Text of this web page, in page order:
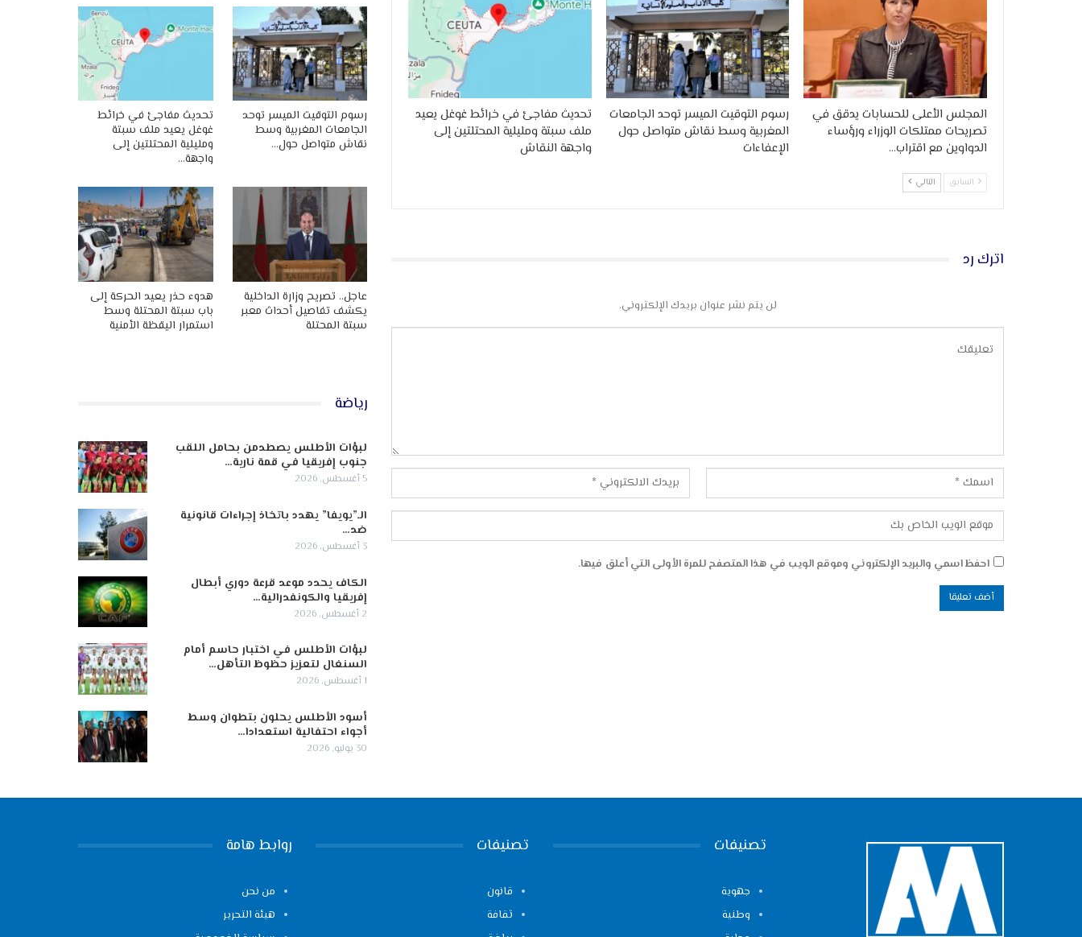
المجلس الأعلى للحسابات يدقق في
تصريحات ممتلكات الوزراء ورؤساء
الدواوين مع اقتراب…
رسوم التوقيت الميسر توحد الجامعات
المغربية وسط نقاش متواصل حول
الإعفاءات
تحديث مفاجئ في خرائط غوغل يعيد
ملف سبتة ومليلية المحتلتين إلى
واجهة النقاش
السابق التالي
اترك رد
لن يتم نشر عنوان بريدك الإلكتروني.
احفظ اسمي والبريد الإلكتروني وموقع الويب في هذا المتصفح للمرة الأولى التي أعلق فيها.
رسوم التوقيت الميسر توحد
الجامعات المغربية وسط
نقاش متواصل حول…
تحديث مفاجئ في خرائط
غوغل يعيد ملف سبتة
ومليلية المحتلتين إلى
واجهة…
عاجل.. تصريح وزارة الداخلية
يكشف تفاصيل أحداث معبر
سبتة المحتلة
هدوء حذر يعيد الحركة إلى
باب سبتة المحتلة وسط
استمرار اليقظة الأمنية
رياضة
لبؤات الأطلس يصطدمن بحامل اللقب
جنوب إفريقيا في قمة نارية…
5 أغسطس, 2026
الـ”يويفا” يهدد باتخاذ إجراءات قانونية
ضد…
3 أغسطس, 2026
الكاف يحدد موعد قرعة دوري أبطال
إفريقيا والكونفدرالية…
2 أغسطس, 2026
لبؤات الأطلس في اختبار حاسم أمام
السنغال لتعزيز حظوظ التأهل…
1 أغسطس, 2026
أسود الأطلس يحلون بتطوان وسط
أجواء احتفالية استعدادا…
30 يوليو, 2026
تصنيفات
جهوية
وطنية
تصنيفات
قانون
ثقافة
روابط هامة
من نحن
هيئة التحرير